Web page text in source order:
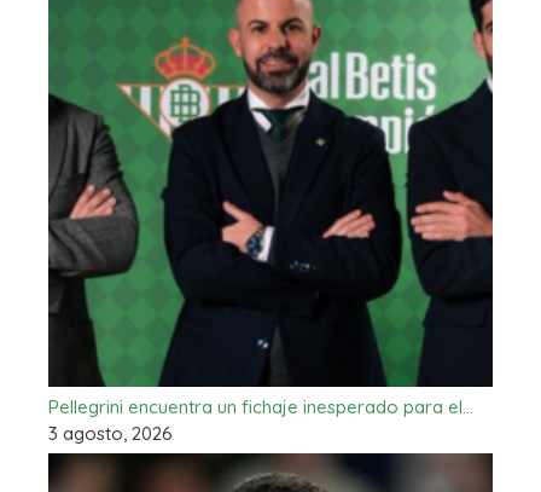
Pellegrini encuentra un fichaje inesperado para el…
3 agosto, 2026